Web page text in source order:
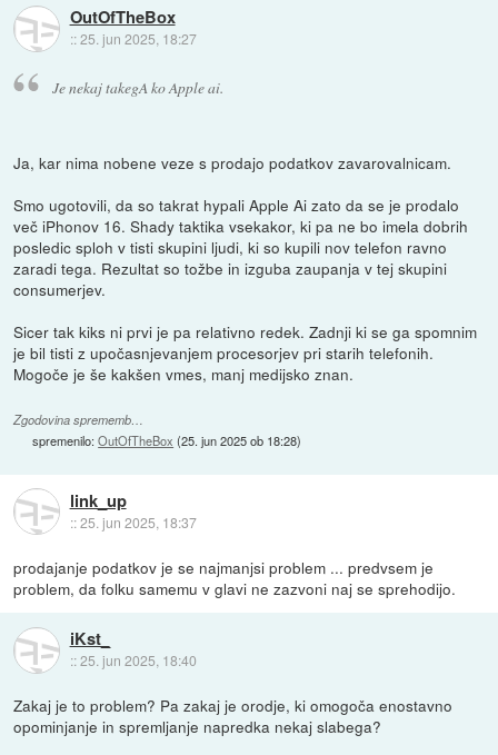
OutOfTheBox
::25. jun 2025, 18:27
Je nekaj takegA ko Apple ai.
Ja, kar nima nobene veze s prodajo podatkov zavarovalnicam.
Smo ugotovili, da so takrat hypali Apple Ai zato da se je prodalo
več iPhonov 16. Shady taktika vsekakor, ki pa ne bo imela dobrih
posledic sploh v tisti skupini ljudi, ki so kupili nov telefon ravno
zaradi tega. Rezultat so tožbe in izguba zaupanja v tej skupini
consumerjev.
Sicer tak kiks ni prvi je pa relativno redek. Zadnji ki se ga spomnim
je bil tisti z upočasnjevanjem procesorjev pri starih telefonih.
Mogoče je še kakšen vmes, manj medijsko znan.
Zgodovina sprememb…
spremenilo:OutOfTheBox (25. jun 2025 ob 18:28)
link_up
::25. jun 2025, 18:37
prodajanje podatkov je se najmanjsi problem ... predvsem je
problem, da folku samemu v glavi ne zazvoni naj se sprehodijo.
iKst_
::25. jun 2025, 18:40
Zakaj je to problem? Pa zakaj je orodje, ki omogoča enostavno
opominjanje in spremljanje napredka nekaj slabega?